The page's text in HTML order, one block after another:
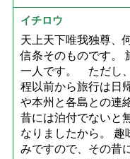
イチロウ
天上天下唯我独尊
信条そのものです。
一人です。 ただし
程以前から旅行は日
や本州と各島との連
昔には泊付でないと
なりましたから。 趣
みですので、その昔